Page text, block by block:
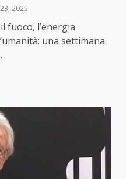
2025
fuoco, l’energia
una settimana